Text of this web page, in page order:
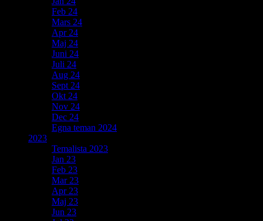
Feb 24
Mars 24
Apr 24
Maj 24
Juni 24
Juli 24
Aug 24
Sept 24
Okt 24
Nov 24
Dec 24
Egna teman 2024
2023
Temalista 2023
Jan 23
Feb 23
Mar 23
Apr 23
Maj 23
Jun 23